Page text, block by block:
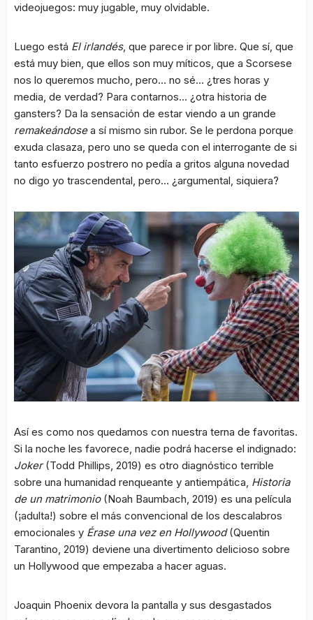
videojuegos: muy jugable, muy olvidable.
Luego está El irlandés, que parece ir por libre. Que sí, que
está muy bien, que ellos son muy míticos, que a Scorsese
nos lo queremos mucho, pero… no sé… ¿tres horas y
media, de verdad? Para contarnos… ¿otra historia de
gansters? Da la sensación de estar viendo a un grande
remakeándosea sí mismo sin rubor. Se le perdona porque
exuda clasaza, pero uno se queda con el interrogante de si
tanto esfuerzo postrero no pedía a gritos alguna novedad
no digo yo trascendental, pero… ¿argumental, siquiera?
Así es como nos quedamos con nuestra terna de favoritas.
Si la noche les favorece, nadie podrá hacerse el indignado:
Joker(Todd Phillips, 2019) es otro diagnóstico terrible
sobre una humanidad renqueante y antiempática, Historia
de un matrimonio(Noah Baumbach, 2019) es una película
(¡adulta!) sobre el más convencional de los descalabros
emocionales y Érase una vez en Hollywood(Quentin
Tarantino, 2019) deviene una divertimento delicioso sobre
un Hollywood que empezaba a hacer aguas.
Joaquin Phoenix devora la pantalla y sus desgastados